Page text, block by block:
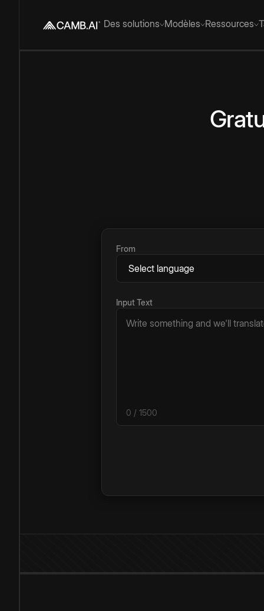
Des solutions Modèles Ressources
From
Input Text
0 / 1500